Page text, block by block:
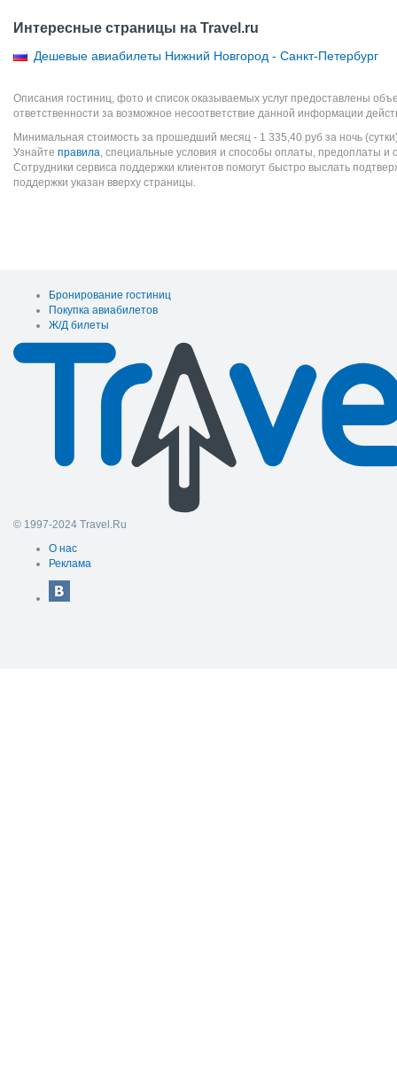
Интересные страницы на Travel.ru
Дешевые авиабилеты Нижний Новгород - Санкт-Петербург
Описания гостиниц, фото и список оказываемых услуг предоставлены
ответственности за возможное несоответствие данной информации
Минимальная стоимость за прошедший месяц - 1 335,40 руб за ночь
Узнайте правила, специальные условия и способы оплаты, предоплаты и
Сотрудники сервиса поддержки клиентов помогут быстро выслать
поддержки указан вверху страницы.
Бронирование гостиниц
Покупка авиабилетов
Ж/Д билеты
© 1997-2024 Travel.Ru
О нас
Реклама